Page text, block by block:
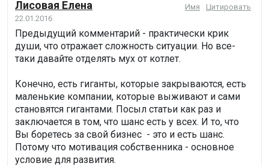
Лисовая Елена
22.01.2016
Имя Цитировать
Предыдущий комментарий - практически крик
души, что отражает сложность ситуации. Но все-
таки давайте отделять мух от котлет.
Конечно, есть гиганты, которые закрываются, есть
маленькие компании, которые выживают и сами
становятся гигантами. Посыл статьи как раз и
заключается в том, что шанс есть у всех. И то, что
Вы боретесь за свой бизнес - это и есть шанс.
Потому что мотивация собственника - основное
условие для развития.